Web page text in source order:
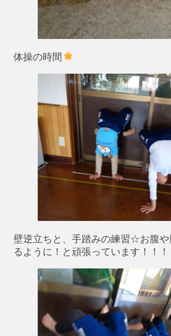
体操の時間
壁逆立ちと、手踏みの練習☆お腹
るように！と頑張っています！！！